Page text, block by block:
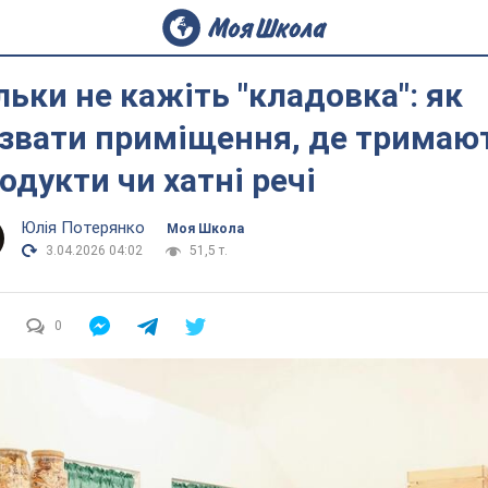
не кажіть "кладовка": як
приміщення, де
чи хатні речі
Юлія Потерянко
Моя Школа
3.04.2026 04:02
51,5 т.
0